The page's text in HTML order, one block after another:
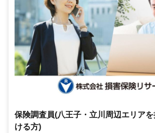
保険調査員(八王子・立川周辺エリア
ける方)